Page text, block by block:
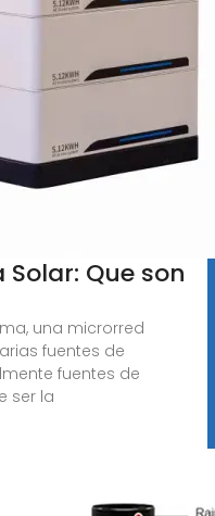
Que son
una microrred
fuentes de
fuentes de
ser la